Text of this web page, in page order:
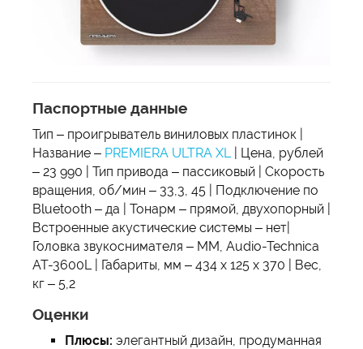
Паспортные данные
Тип – проигрыватель виниловых пластинок |
Название – PREMIERA ULTRA XL
| Цена, рублей
– 23 990 | Тип привода – пассиковый | Скорость
вращения, об/мин – 33,3, 45 | Подключение по
Bluetooth – да | Тонарм – прямой, двухопорный |
Встроенные акустические системы – нет|
Головка звукоснимателя – ММ, Audio-Technica
AT-3600L | Габариты, мм – 434 х 125 х 370 | Вес,
кг – 5,2
Оценки
Плюсы: элегантный дизайн, продуманная